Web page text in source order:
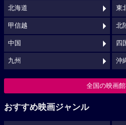
北海道 東
甲信越 北
中国 四
九州 沖
全国の映画
おすすめ映画ジャンル